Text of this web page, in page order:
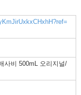
사비 500mL 오리지널/